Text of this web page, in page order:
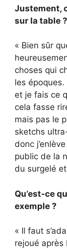
Justement,
sur la table ?
« Bien sûr
choses qui
les
et je fais ce
cela fasse
mais pas le
sketchs
donc
public de la
du surgelé
Qu’est-ce
exemple ?
« Il faut
rejoué après